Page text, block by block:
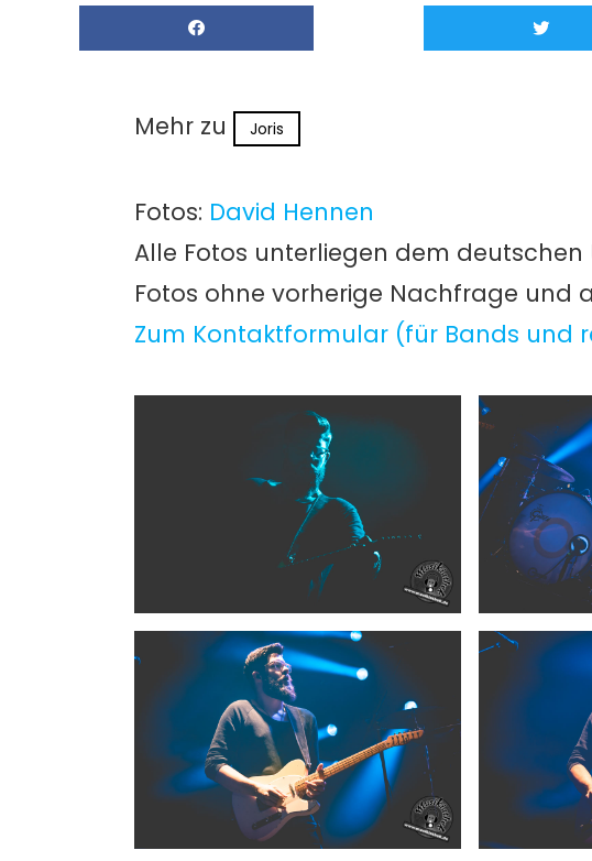
Mehr zu Joris
Fotos: David Hennen
Alle Fotos unterliegen dem
Fotos ohne vorherige Nachfrage und
Zum Kontaktformular (für Bands und